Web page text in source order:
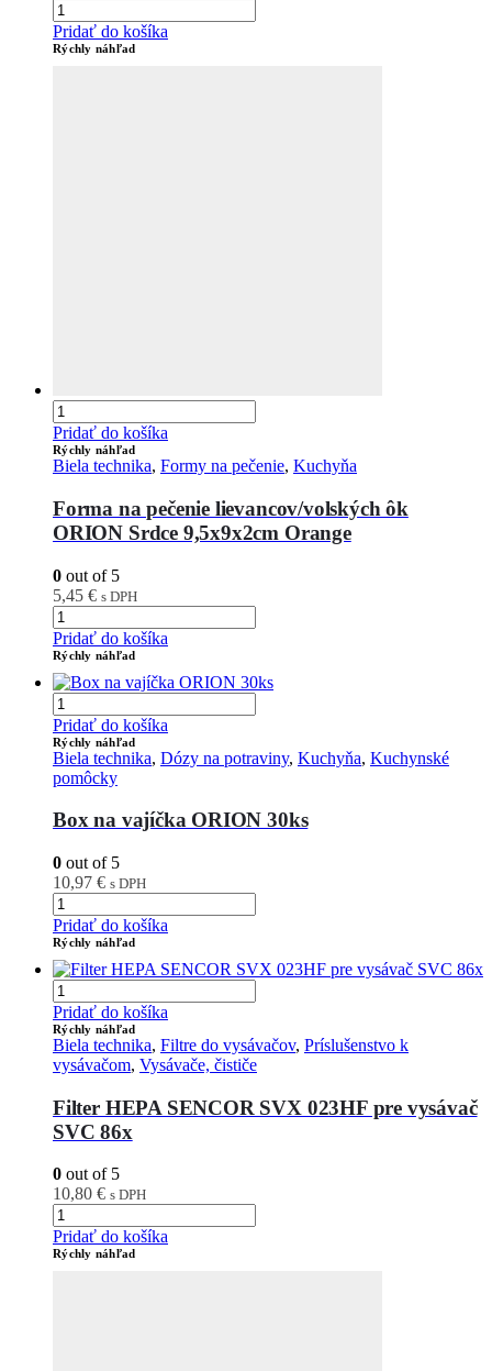
Pridať do košíka
Rýchly náhľad
Pridať do košíka
Rýchly náhľad
Biela technika, Formy na pečenie, Kuchyňa
Forma na pečenie lievancov/volských ôk
ORION Srdce 9,5x9x2cm Orange
0 out of 5
5,45 € s DPH
Pridať do košíka
Rýchly náhľad
Pridať do košíka
Rýchly náhľad
Biela technika, Dózy na potraviny, Kuchyňa, Kuchynské
pomôcky
Box na vajíčka ORION 30ks
0 out of 5
10,97 € s DPH
Pridať do košíka
Rýchly náhľad
Pridať do košíka
Rýchly náhľad
Biela technika, Filtre do vysávačov, Príslušenstvo k
vysávačom, Vysávače, čističe
Filter HEPA SENCOR SVX 023HF pre vysávač
SVC 86x
0 out of 5
10,80 € s DPH
Pridať do košíka
Rýchly náhľad